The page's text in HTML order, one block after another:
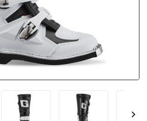
